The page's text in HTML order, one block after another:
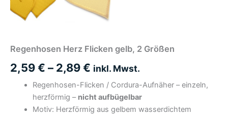
Regenhosen Herz Flicken gelb, 2 Größen
2,59€ – 2,89€ inkl. Mwst.
Regenhosen-Flicken / Cordura-Aufnäher – einzeln,
herzförmig – nicht aufbügelbar
Motiv: Herzförmig aus gelbem wasserdichtem